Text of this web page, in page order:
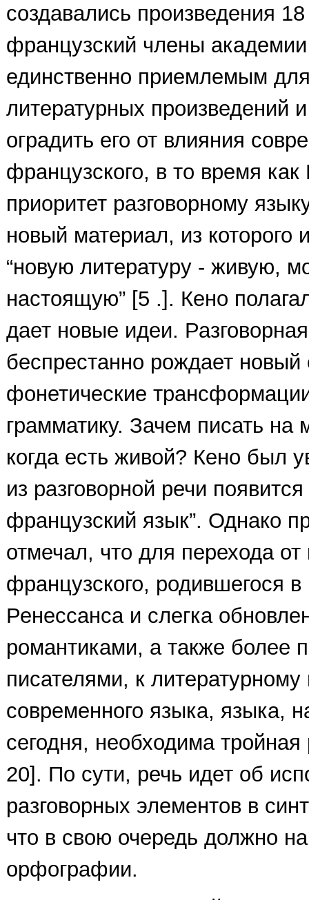
создавались произведения
французский члены
единственно приемлемым
литературных произведений
оградить его от влияния
французского, в то время как
приоритет разговорному
новый материал, из которого
“новую литературу - живую,
настоящую” [5 .]. Кено
дает новые идеи.
беспрестанно рождает новый
фонетические
грамматику. Зачем писать на
когда есть живой? Кено был
из разговорной речи появится
французский язык”. Однако
отмечал, что для перехода от
французского, родившегося в
Ренессанса и слегка
романтиками, а также более
писателями, к литературному
современного языка, языка,
сегодня, необходима
20]. По сути, речь идет об
разговорных элементов в
что в свою очередь должно
орфографии.